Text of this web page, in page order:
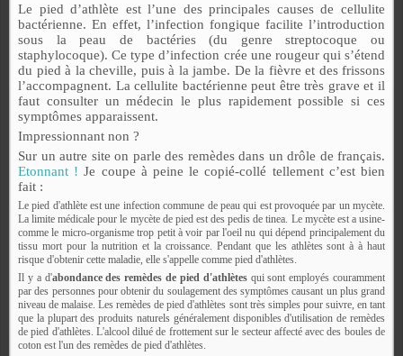
Le pied d’athlète est l’une des principales causes de cellulite
bactérienne. En effet, l’infection fongique facilite l’introduction
sous la peau de bactéries (du genre streptocoque ou
staphylocoque). Ce type d’infection crée une rougeur qui s’étend
du pied à la cheville, puis à la jambe. De la fièvre et des frissons
l’accompagnent. La cellulite bactérienne peut être très grave et il
faut consulter un médecin le plus rapidement possible si ces
symptômes apparaissent.
Impressionnant non ?
Sur un autre site on parle des remèdes dans un drôle de français.
Etonnant ! Je coupe à peine le copié-collé tellement c’est bien
fait :
Le pied d'athlète est une infection commune de peau qui est provoquée par un mycète.
La limite médicale pour le mycète de pied est des pedis de tinea. Le mycète est a usine-
comme le micro-organisme trop petit à voir par l'oeil nu qui dépend principalement du
tissu mort pour la nutrition et la croissance. Pendant que les athlètes sont à à haut
risque d'obtenir cette maladie, elle s'appelle comme pied d'athlètes.
Il y a d'abondance des remèdes de pied d'athlètesqui sont employés couramment
par des personnes pour obtenir du soulagement des symptômes causant un plus grand
niveau de malaise. Les remèdes de pied d'athlètes sont très simples pour suivre, en tant
que la plupart des produits naturels généralement disponibles d'utilisation de remèdes
de pied d'athlètes. L'alcool dilué de frottement sur le secteur affecté avec des boules de
coton est l'un des remèdes de pied d'athlètes.